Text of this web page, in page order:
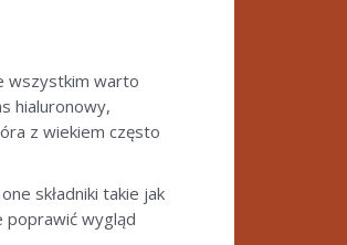
wszystkim warto
hialuronowy,
z wiekiem często
składniki takie jak
poprawić wygląd